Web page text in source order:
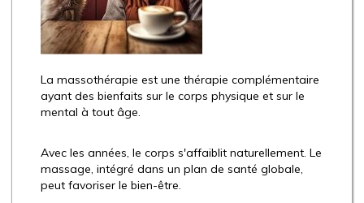
La massothérapie est une thérapie complémentaire
ayant des bienfaits sur le corps physique et sur le
mental à tout âge.
Avec les années, le corps s'affaiblit naturellement. Le
massage, intégré dans un plan de santé globale,
peut favoriser le bien-être.